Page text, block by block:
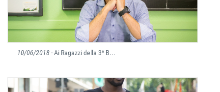
10/06/2018- Ai Ragazzi della 3^ B...